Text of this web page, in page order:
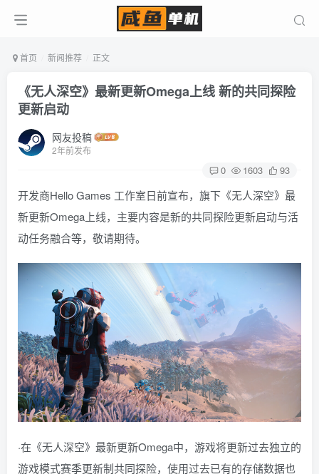
首页 新闻推荐 正文
《无人深空》最新更新Omega上线 新的共同探险
更新启动
网友投稿
2年前发布
0 1603 93
开发商Hello Games 工作室日前宣布，旗下《无人深空》最
新更新Omega上线，主要内容是新的共同探险更新启动与活
动任务融合等，敬请期待。
·在《无人深空》最新更新Omega中，游戏将更新过去独立的
游戏模式赛季更新制共同探险，使用过去已有的存储数据也